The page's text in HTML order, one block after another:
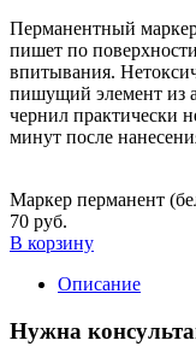
Перманентный
пишет по
впитывания.
пишущий элемент из
чернил практически
минут после
Маркер перманент
70 руб.
В корзину
Описание
Нужна